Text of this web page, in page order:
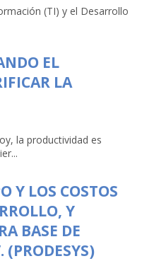
(TI) y el Desarrollo
EL
LA
la productividad es
Y LOS COSTOS
Y
BASE DE
(PRODESYS)